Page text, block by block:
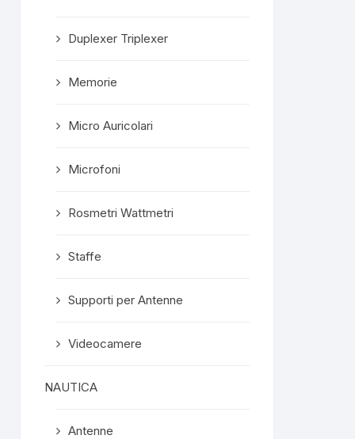
Duplexer Triplexer
Memorie
Micro Auricolari
Microfoni
Rosmetri Wattmetri
Staffe
Supporti per Antenne
Videocamere
NAUTICA
Antenne